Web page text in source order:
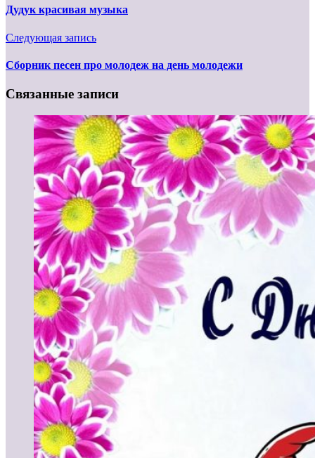
Дудук красивая музыка
Следующая запись
Сборник песен про молодеж на день молодежи
Связанные записи